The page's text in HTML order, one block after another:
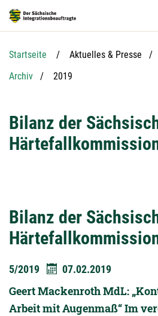
Hauptnavigation
Service
Startseite Aktuelles & Presse
Archiv
Aktuelle Seite:
2019
Bilanz der
Bilanz der
5/2019 07.02.2019
Geert Mackenroth MdL:
Arbeit mit Augenmaß“ Im